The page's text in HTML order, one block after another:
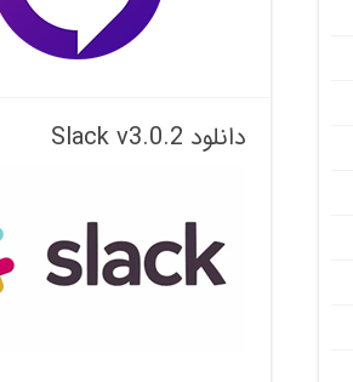
دانلود Slack v3.0.2